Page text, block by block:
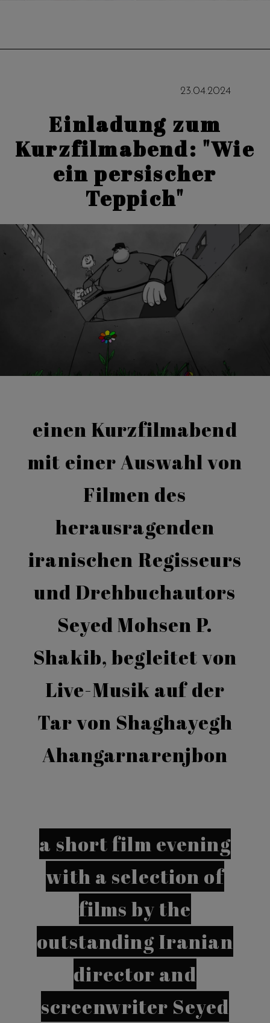
23.04.2024
Einladung zum
Kurzfilmabend: "Wie
ein persischer
Teppich"
einen Kurzfilmabend
mit einer Auswahl von
Filmen des
herausragenden
iranischen Regisseurs
und Drehbuchautors
Seyed Mohsen P.
Shakib, begleitet von
Live-Musik auf der
Tar von Shaghayegh
Ahangarnarenjbon
a short film evening
with a selection of
films by the
outstanding Iranian
director and
screenwriter Seyed